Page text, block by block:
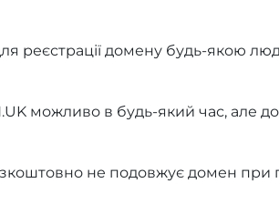
реєстрації домену будь-якою
можливо в будь-який час, але до
не подовжує домен при